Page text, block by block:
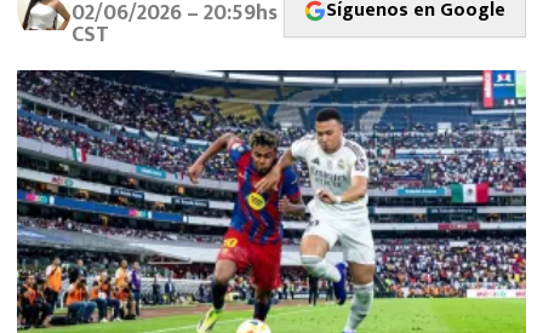
MEXICANOS EN EL EXTRANJERO
FUTBOL ESTUFA
FÓRMULA 1
BOXEO
LIGA MX
02/06/2026 – 20:59hs
CST
Síguenos en Google